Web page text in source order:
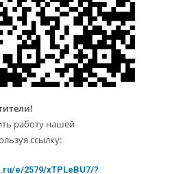
работу нашей
ссылку:
e/2579/xTPLeBU7/?